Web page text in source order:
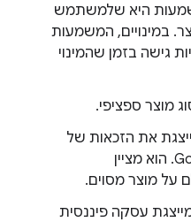
היא שלמשתמש
במינויים, המשמעות
גישה בזמן שהמינוי
מוצר ספציפי.
את הזכאות של
הקונה למוצר ב-Google Play. הוא מציין
עסקה פיננסית